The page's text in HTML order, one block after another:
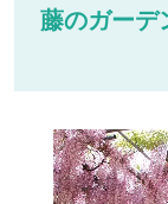
藤のガー